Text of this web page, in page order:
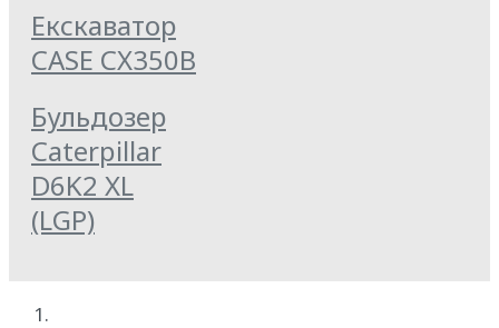
Екскаватор
CASE CX350B
Бульдозер
Caterpillar
D6K2 XL
(LGP)